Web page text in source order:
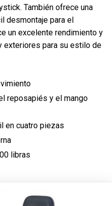
También ofrece una
desmontaje para el
un excelente rendimiento y
exteriores para su estilo de
reposapiés y el mango
en cuatro piezas
libras